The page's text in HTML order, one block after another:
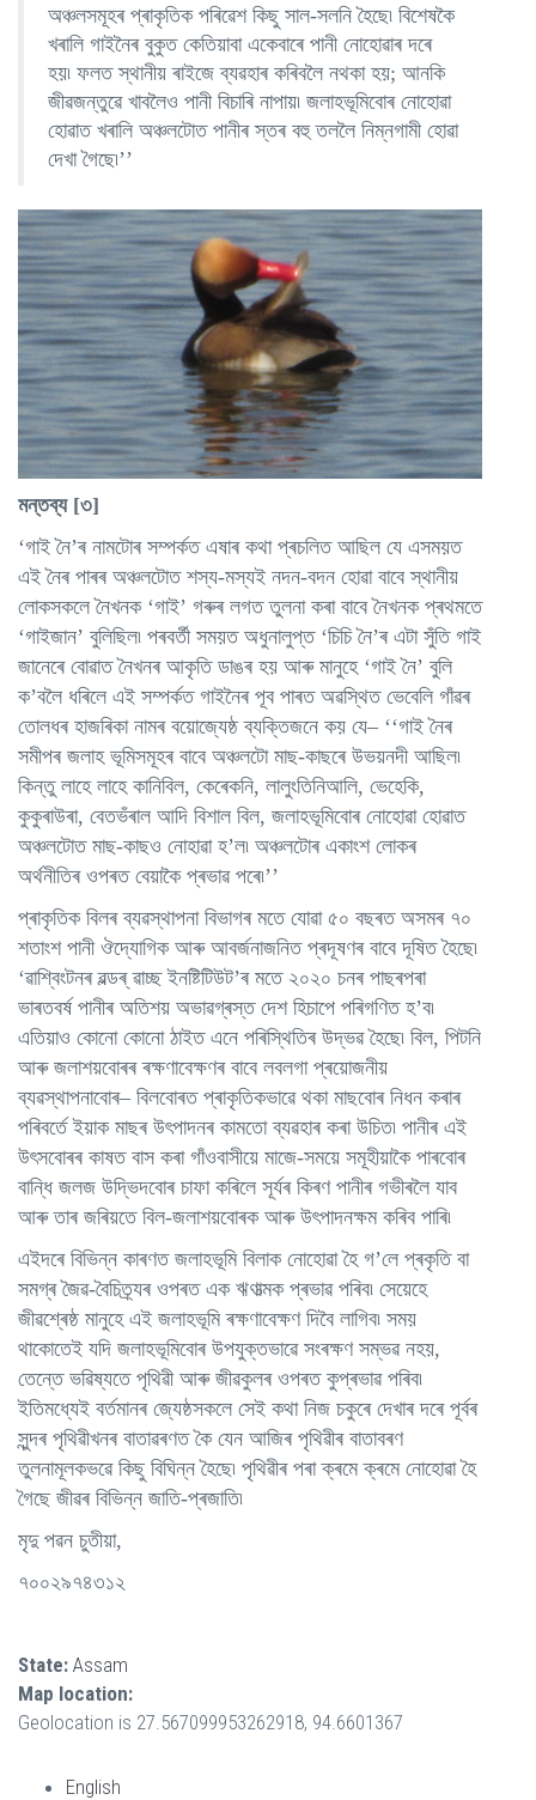
অঞ্চলসমূহৰ প্ৰাকৃতিক পৰিৱেশ কিছু সাল-সলনি হৈছে৷ বিশেষকৈ
খৰালি গাইনৈৰ বুকুত কেতিয়াবা একেবাৰে পানী নোহোৱাৰ দৰে
হয়৷ ফলত স্থানীয় ৰাইজে ব্যৱহাৰ কৰিবলৈ নথকা হয়; আনকি
জীৱজন্তুৱে খাবলৈও পানী বিচাৰি নাপায়৷ জলাহভূমিবোৰ নোহোৱা
হোৱাত খৰালি অঞ্চলটোত পানীৰ স্তৰ বহু তললৈ নিম্নগামী হোৱা
দেখা গৈছে৷’’
মন্তব্য [৩]
‘গাই নৈ’ৰ নামটোৰ সম্পৰ্কত এষাৰ কথা প্ৰচলিত আছিল যে এসময়ত
এই নৈৰ পাৰৰ অঞ্চলটোত শস্য-মস্যই নদন-বদন হোৱা বাবে স্থানীয়
লোকসকলে নৈখনক ‘গাই’ গৰুৰ লগত তুলনা কৰা বাবে নৈখনক প্ৰথমতে
‘গাইজান’ বুলিছিল৷ পৰবৰ্তী সময়ত অধুনালুপ্ত ‘চিচি নৈ’ৰ এটা সুঁতি গাই
জানেৰে বোৱাত নৈখনৰ আকৃতি ডাঙৰ হয় আৰু মানুহে ‘গাই নৈ’ বুলি
ক’বলৈ ধৰিলে এই সম্পৰ্কত গাইনৈৰ পূব পাৰত অৱস্থিত ভেবেলি গাঁৱৰ
তোলধৰ হাজৰিকা নামৰ বয়োজ্যেষ্ঠ ব্যক্তিজনে কয় যে– ‘‘গাই নৈৰ
সমীপৰ জলাহ ভূমিসমূহৰ বাবে অঞ্চলটো মাছ-কাছৰে উভয়নদী আছিল৷
কিন্তু লাহে লাহে কানিবিল, কেৰেকনি, লালুংতিনিআলি, ভেহেকি,
কুকুৰাউৰা, বেতভঁৰাল আদি বিশাল বিল, জলাহভূমিবোৰ নোহোৱা হোৱাত
অঞ্চলটোত মাছ-কাছও নোহাৱা হ’ল৷ অঞ্চলটোৰ একাংশ লোকৰ
অৰ্থনীতিৰ ওপৰত বেয়াকৈ প্ৰভাৱ পৰে৷’’
প্ৰাকৃতিক বিলৰ ব্যৱস্থাপনা বিভাগৰ মতে যোৱা ৫০ বছৰত অসমৰ ৭০
শতাংশ পানী ঔদ্যোগিক আৰু আবৰ্জনাজনিত প্ৰদূষণৰ বাবে দূষিত হৈছে৷
‘ৱাশ্বিংটনৰ ৱল্ডৰ্ ৱাচ্ছ ইনষ্টিটিউট’ৰ মতে ২০২০ চনৰ পাছৰপৰা
ভাৰতবৰ্ষ পানীৰ অতিশয় অভাৱগ্ৰস্ত দেশ হিচাপে পৰিগণিত হ’ব৷
এতিয়াও কোনো কোনো ঠাইত এনে পৰিস্থিতিৰ উদ্ভৱ হৈছে৷ বিল, পিটনি
আৰু জলাশয়বোৰৰ ৰক্ষণাবেক্ষণৰ বাবে লবলগা প্ৰয়োজনীয়
ব্যৱস্থাপনাবোৰ– বিলবোৰত প্ৰাকৃতিকভাৱে থকা মাছবোৰ নিধন কৰাৰ
পৰিবৰ্তে ইয়াক মাছৰ উৎপাদনৰ কামতো ব্যৱহাৰ কৰা উচিত৷ পানীৰ এই
উৎসবোৰৰ কাষত বাস কৰা গাঁওবাসীয়ে মাজে-সময়ে সমূহীয়াকৈ পাৰবোৰ
বান্ধি জলজ উদ্ভিদবোৰ চাফা কৰিলে সূৰ্যৰ কিৰণ পানীৰ গভীৰলৈ যাব
আৰু তাৰ জৰিয়তে বিল-জলাশয়বোৰক আৰু উৎপাদনক্ষম কৰিব পাৰি৷
এইদৰে বিভিন্ন কাৰণত জলাহভূমি বিলাক নোহোৱা হৈ গ’লে প্ৰকৃতি বা
সমগ্ৰ জৈৱ-বৈচিত্ৰ্যৰ ওপৰত এক ঋণাত্মক প্ৰভাৱ পৰিব৷ সেয়েহে
জীৱশ্ৰেষ্ঠ মানুহে এই জলাহভূমি ৰক্ষণাবেক্ষণ দিবৈ লাগিব৷ সময়
থাকোতেই যদি জলাহভূমিবোৰ উপযুক্তভাৱে সংৰক্ষণ সম্ভৱ নহয়,
তেন্তে ভৱিষ্যতে পৃথিৱী আৰু জীৱকুলৰ ওপৰত কুপ্ৰভাৱ পৰিব৷
ইতিমধ্যেই বৰ্তমানৰ জ্যেষ্ঠসকলে সেই কথা নিজ চকুৰে দেখাৰ দৰে পূৰ্বৰ
সুন্দৰ পৃথিৱীখনৰ বাতাৱৰণত কৈ যেন আজিৰ পৃথিৱীৰ বাতাবৰণ
তুলনামূলকভৱে কিছু বিঘিন্ন হৈছে৷ পৃথিৱীৰ পৰা ক্ৰমে ক্ৰমে নোহোৱা হৈ
গৈছে জীৱৰ বিভিন্ন জাতি-প্ৰজাতি৷
মৃদু পৱন চুতীয়া,
৭০০২৯৭৪৩১২
State: Assam
Map location:
Geolocation is 27.567099953262918, 94.6601367
English